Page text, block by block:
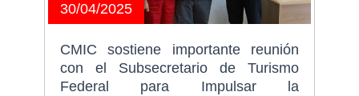
30/04/2025
CMIC sostiene importante reunión
con el Subsecretario de Turismo
Federal para Impulsar la